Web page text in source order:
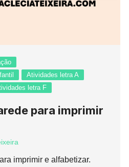
Atividades letra A
letra F
para imprimir
imprimir e alfabetizar.